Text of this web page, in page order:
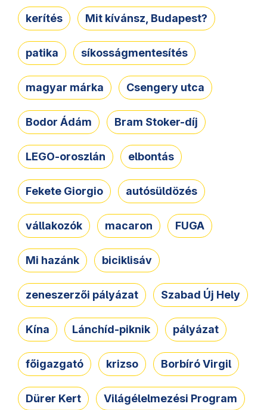
kerítés Mit kívánsz, Budapest?
patika síkosságmentesítés
magyar márka Csengery utca
Bodor Ádám Bram Stoker-díj
LEGO-oroszlán elbontás
Fekete Giorgio autósüldözés
vállakozók macaron FUGA
Mi hazánk biciklisáv
zeneszerzői pályázat Szabad Új Hely
Kína Lánchíd-piknik pályázat
főigazgató krizso Borbíró Virgil
Dürer Kert Világélelmezési Program